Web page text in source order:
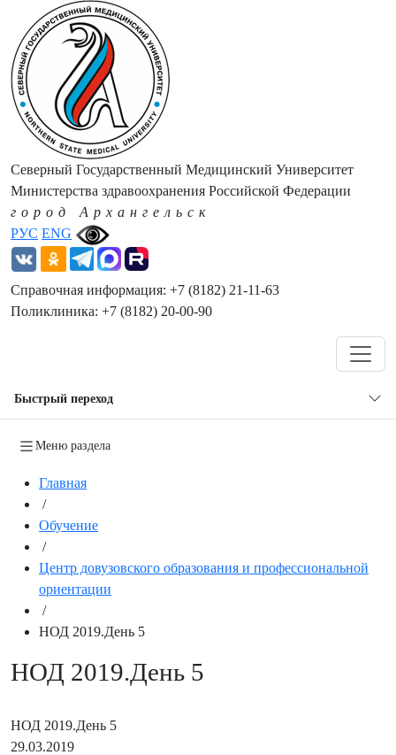
РУС ENG
Северный Государственный Медицинский Университет
Министерства здравоохранения Российской Федерации
город Архангельск
Справочная информация: +7 (8182) 21-11-63
Поликлиника: +7 (8182) 20-00-90
Быстрый переход
Меню раздела
Главная
/
Обучение
/
Центр довузовского образования и профессиональной
ориентации
/
НОД 2019.День 5
НОД 2019.День 5
НОД 2019.День 5
29.03.2019